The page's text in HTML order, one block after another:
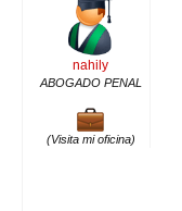
nahily
ABOGADO PENAL
(Visita mi oficina)